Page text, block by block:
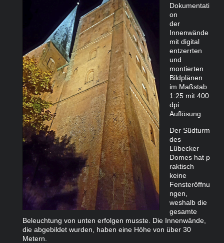
Dokumentati
on
der
Innenwände
mit digital
entzerrten
und
montierten
Bildplänen
im Maßstab
1:25 mit 400
dpi
Auflösung.
Der Südturm
des
Lübecker
Domes hat p
raktisch
keine
Fensteröffnu
ngen,
weshalb die
gesamte
Beleuchtung von unten erfolgen musste. Die Innenwände,
die abgebildet wurden, haben eine Höhe von über 30
Metern.